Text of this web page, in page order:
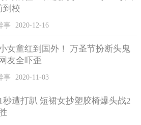
到校
事 2020-12-16
女童红到国外！ 万圣节扮断头鬼
友全吓歪
事 2020-11-03
秒遭打趴 短裙女抄塑胶椅爆头战2